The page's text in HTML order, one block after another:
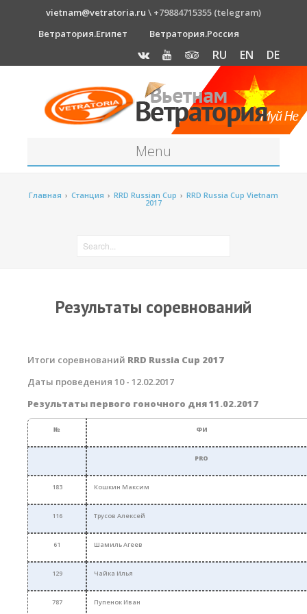
vietnam@vetratoria.ru \ +79884715355 (telegram)
Ветратория.Египет
Ветратория.Россия
RU EN DE
Menu
О станции
RRD Russian Cup
Новости
Фото
Ветратория.Дахаб
Ветратория Россия
Ветратория.Вьетнам
Цены
Главная › Станция › RRD Russian Cup › RRD Russia Cup Vietnam
2017
Результаты соревнований
Итоги соревнований RRD Russia Cup 2017
Даты проведения 10 - 12.02.2017
Результаты первого гоночного дня 11.02.2017
№ ФИ
PRO
183 Кошкин Максим
116 Трусов Алексей
61 Шамиль Агеев
129 Чайка Илья
787 Пупенок Иван